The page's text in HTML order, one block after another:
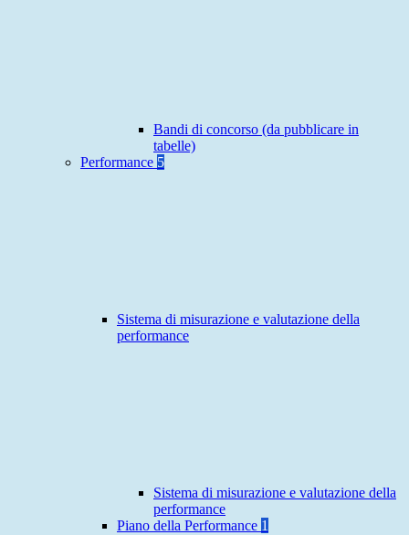
Bandi di concorso (da pubblicare in
tabelle)
Performance 5
Sistema di misurazione e valutazione della
performance
Sistema di misurazione e valutazione della
performance
Piano della Performance 1